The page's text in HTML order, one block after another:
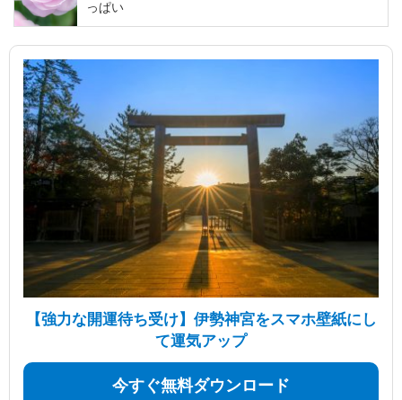
っぱい
【強力な開運待ち受け】伊勢神宮をスマホ壁紙にし
て運気アップ
今すぐ無料ダウンロード